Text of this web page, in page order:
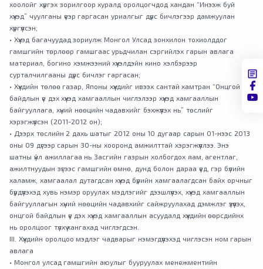
хоолойг хүргэх зорилгоор хуралд оролцогчдод хандан “Инээж буй
хүүхэд” чуулганы үеэр гаргасан уриалгыг дүрс бичлэгээр дамжуулан
хүргүүлсэн;
• Хүүхэд багачуудад зориулж Монгол Улсад зонхилон тохиолддог
гамшгийн төрлөөр гамшгаас урьдчилан сэргийлэх гарын авлага
материал, богино хэмжээний хүүхэлдэйн кино хэлбэрээр
сурталчилгааны дүрс бичлэг гаргасан;
• Хүүхдийн төлөө газар, Японы хүүхдийг ивээх сантай хамтран “Онцгой
байдлын үе дэх хүүхэд хамгааллын чиглэлээр хүүхэд хамгааллын
байгууллага, хүний нөөцийн чадавхийг бэхжүүлэх нь” төслийг
хэрэгжүүлсэн (2011-2012 он);
• Дээрх төслийн 2 дахь шатыг 2012 оны 10 дугаар сарын 01-нээс 2013
оны 09 дүгээр сарын 30-ны хооронд амжилттай хэрэгжүүллээ. Энэ
шатны үйл ажиллагаа нь Засгийн газрын холбогдох яам, агентлаг,
ажилтнуудын зүгээс гамшгийн өмнө, дунд болон дараа үед, гэр бүлийн
халамж, хамгаалал дутагдсан хүүхэд бүрийн хамгаалагдсан байх орчныг
бүрдүүлэхэд хувь нэмэр оруулах мэдлэгийг дээшлүүлэх, хүүхэд хамгааллын
байгууллагын хүний нөөцийн чадавхийг сайжруулахад дэмжлэг үзүүлэх,
онцгой байдлын үе дэх хүүхэд хамгааллын асуудалд хүүхдийн өөрсдийнх
нь оролцоог түлхүү хангахад чиглэгдсэн.
III. Хүүхдийн оролцоо мэдлэг чадварыг нэмэгдүүлэхэд чиглэсэн ном гарын
авлага
• Монгол улсад гамшгийн аюулыг бууруулах менежментийн